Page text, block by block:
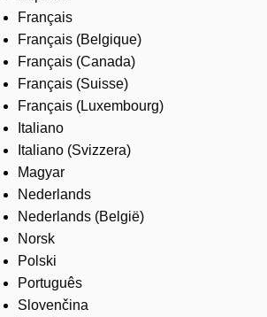
Français
Français (Belgique)
Français (Canada)
Français (Suisse)
Français (Luxembourg)
Italiano
Italiano (Svizzera)
Magyar
Nederlands
Nederlands (België)
Norsk
Polski
Português
Slovenčina